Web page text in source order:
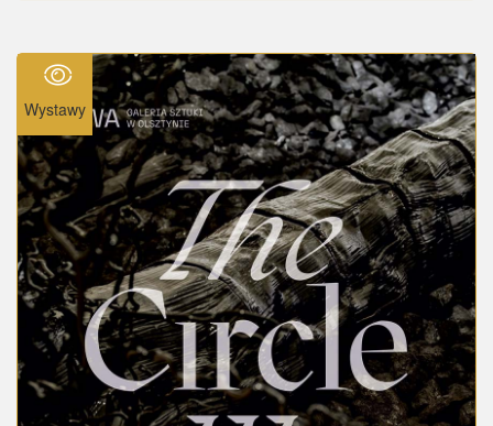
Wystawy